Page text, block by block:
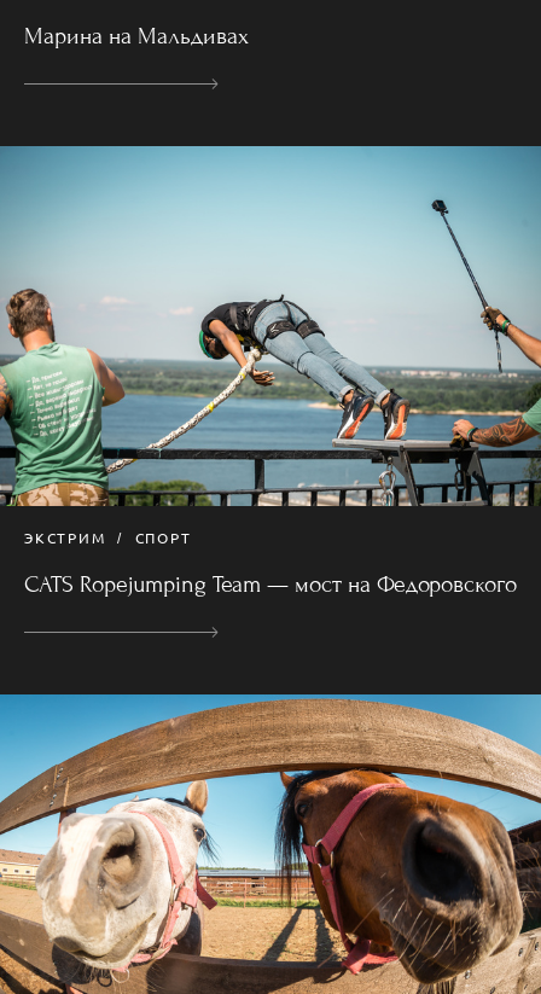
Марина на Мальдивах
ЭКСТРИМ СПОРТ
CATS Ropejumping Team — мост на Федоровского